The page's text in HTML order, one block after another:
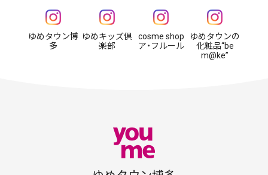
ゆめタウン博
多
ゆめキッズ倶
楽部
cosme shop
ア・フルール
ゆめタウンの
化粧品“be
m@ke”